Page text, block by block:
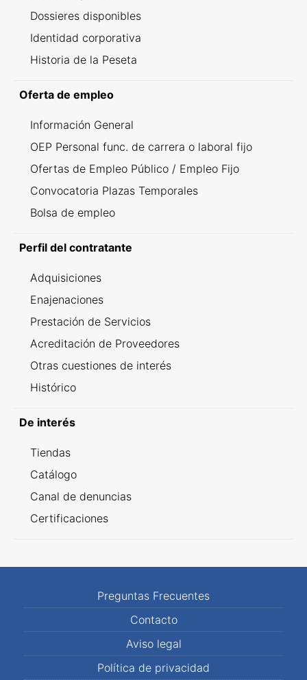
Dossieres disponibles
Identidad corporativa
Historia de la Peseta
Oferta de empleo
Información General
OEP Personal func. de carrera o laboral fijo
Ofertas de Empleo Público / Empleo Fijo
Convocatoria Plazas Temporales
Bolsa de empleo
Perfil del contratante
Adquisiciones
Enajenaciones
Prestación de Servicios
Acreditación de Proveedores
Otras cuestiones de interés
Histórico
De interés
Tiendas
Catálogo
Canal de denuncias
Certificaciones
Preguntas Frecuentes
Contacto
Aviso legal
Política de privacidad